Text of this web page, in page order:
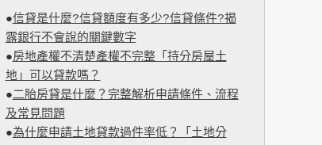
●信貸是什麼?信貸額度有多少?信貸條件?揭
露銀行不會說的關鍵數字
●房地產權不清楚產權不完整「持分房屋土
地」可以貸款嗎？
●二胎房貸是什麼？完整解析申請條件、流程
及常見問題
●為什麼申請土地貸款過件率低？「土地分